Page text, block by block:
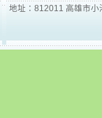
地址：812011 高雄市小